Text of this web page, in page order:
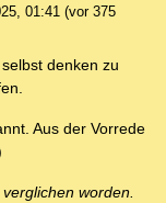
01:41 (vor 375
denken zu
Aus der Vorrede
worden.